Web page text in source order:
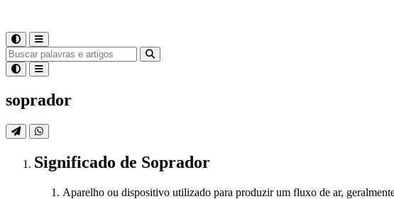
soprador
Significado de Soprador
Aparelho ou dispositivo utilizado para produzir um fluxo de ar,